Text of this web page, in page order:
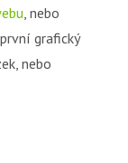
, nebo
grafický
nebo